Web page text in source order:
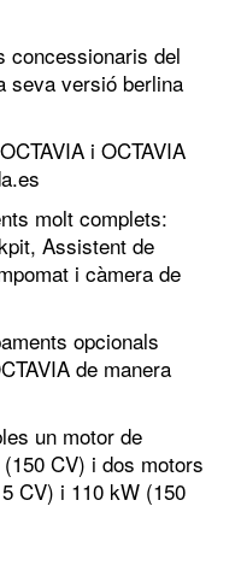
concessionaris del
seva versió berlina
i OCTAVIA
molt complets:
Assistent de
i càmera de
opcionals
de manera
un motor de
CV) i dos motors
CV) i 110 kW (150